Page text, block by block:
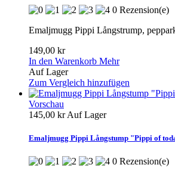
0 Rezension(e)
Emaljmugg Pippi Långstrump,
149,00 kr
In den Warenkorb Mehr
Auf Lager
Zum Vergleich hinzufügen
Vorschau
145,00 krAuf Lager
Emaljmugg Pippi Långstump "Pippi of
0 Rezension(e)